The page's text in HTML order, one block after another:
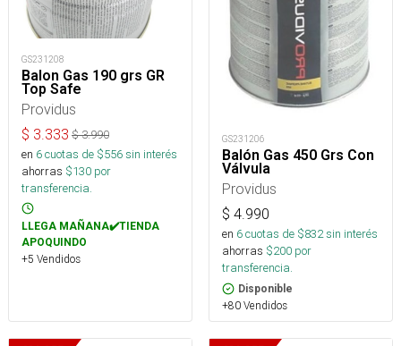
GS231208
Balon Gas 190 grs GR
Top Safe
Providus
$ 3.333 $3.990
en 6cuotas de $556sin interés
ahorras $130 por
transferencia.
LLEGA MAÑANA✔️TIENDA
APOQUINDO
+5 Vendidos
GS231206
Balón Gas 450 Grs Con
Válvula
Providus
$ 4.990
en 6cuotas de $832sin interés
ahorras $200 por
transferencia.
Disponible
+80 Vendidos